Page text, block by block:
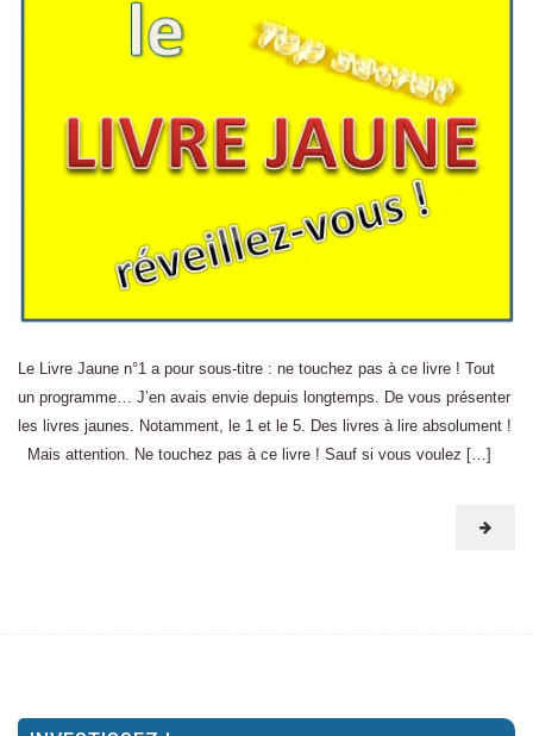
Le Livre Jaune n°1 a pour sous-titre : ne touchez pas à ce livre ! Tout
un programme… J’en avais envie depuis longtemps. De vous présenter
les livres jaunes. Notamment, le 1 et le 5. Des livres à lire absolument !
Mais attention. Ne touchez pas à ce livre ! Sauf si vous voulez […]